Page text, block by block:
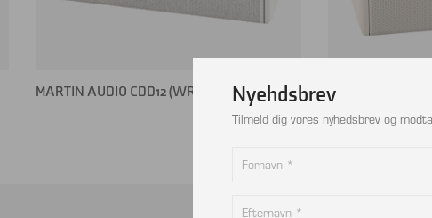
MARTIN AUDIO CDD12 (WR) 2vejs, pr.stk. MARTIN AUDIO
Nyehdsbrev
Tilmeld dig vores nyhedsbrev og